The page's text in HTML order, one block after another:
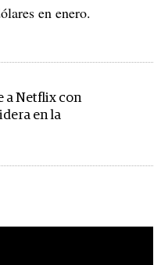
en enero.
a Netflix con
en la